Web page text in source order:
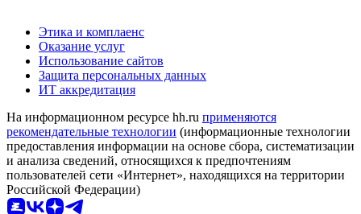
Этика и комплаенс
Оказание услуг
Использование сайтов
Защита персональных данных
ИТ аккредитация
На информационном ресурсе hh.ru применяются
рекомендательные технологии (информационные технологии
предоставления информации на основе сбора, систематизации
и анализа сведений, относящихся к предпочтениям
пользователей сети «Интернет», находящихся на территории
Российской Федерации)